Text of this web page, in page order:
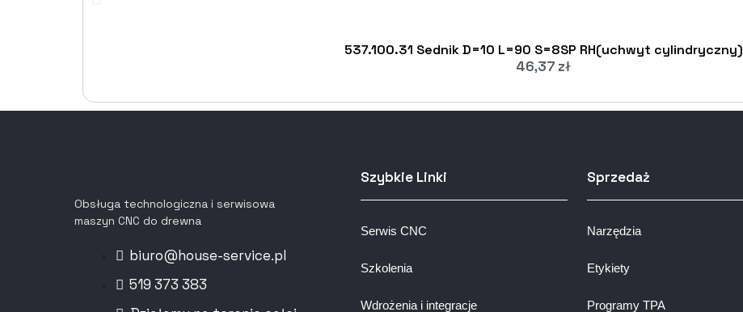
537.100.31 Sednik D=10 L=90 S=8SP RH(uchwyt cylindryczny)
46,37 zł
Obsługa technologiczna i serwisowa
maszyn CNC do drewna
biuro@house-service.pl
519 373 383
Szybkie Linki
Serwis CNC
Szkolenia
Wdrożenia i integracje
Sprzedaż
Narzędzia
Etykiety
Programy TPA